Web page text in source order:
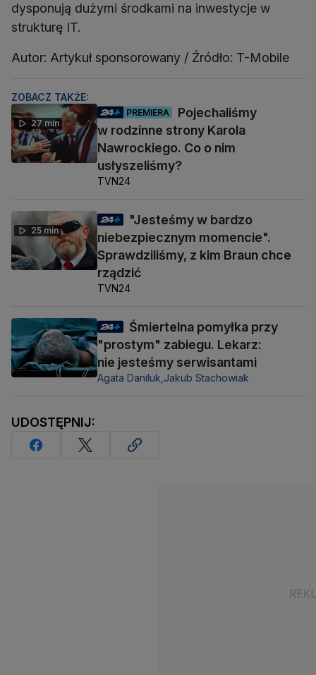
dysponują dużymi środkami na inwestycje w
strukturę IT.
Autor: Artykuł sponsorowany / Źródło: T-Mobile
ZOBACZ TAKŻE:
27 min
PREMIERA
Pojechaliśmy
w rodzinne strony Karola
Nawrockiego. Co o nim
usłyszeliśmy?
TVN24
25 min
"Jesteśmy w bardzo
niebezpiecznym momencie".
Sprawdziliśmy, z kim Braun chce
rządzić
TVN24
Śmiertelna pomyłka przy
"prostym" zabiegu. Lekarz:
nie jesteśmy serwisantami
Agata Daniluk, Jakub Stachowiak
UDOSTĘPNIJ: